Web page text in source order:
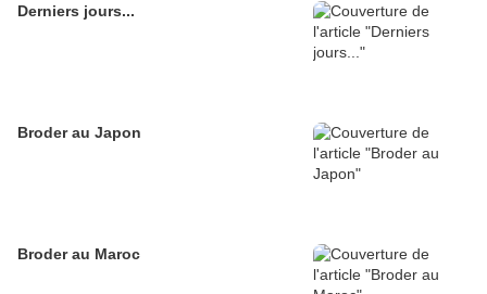
Derniers jours...
Broder au Japon
Broder au Maroc